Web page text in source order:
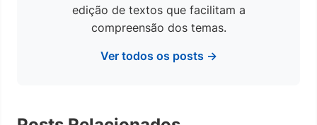
edição de textos que facilitam a
compreensão dos temas.
Ver todos os posts →